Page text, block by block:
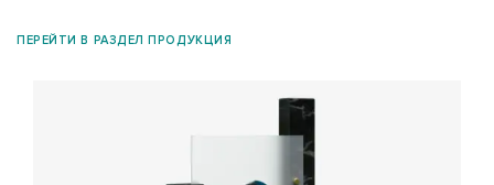
ПЕРЕЙТИ В РАЗДЕЛ ПРОДУКЦИЯ